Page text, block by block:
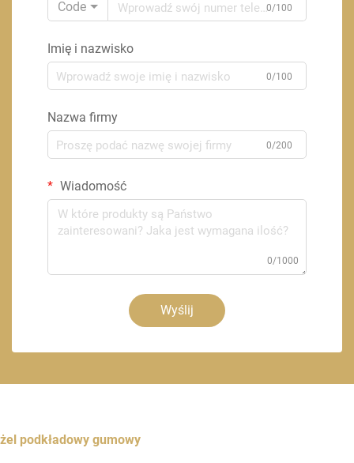
Code 0/100
Imię i nazwisko
0/100
Nazwa firmy
0/200
Wiadomość
0/1000
Wyślij
żel podkładowy gumowy